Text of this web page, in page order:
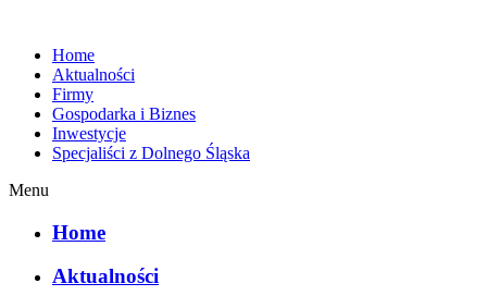
Home
Aktualności
Firmy
Gospodarka i Biznes
Inwestycje
Specjaliści z Dolnego Śląska
Menu
Home
Aktualności